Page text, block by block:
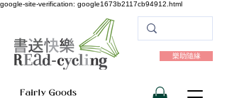
google-site-verification: google1673b2117cb94912.html
樂助隨緣